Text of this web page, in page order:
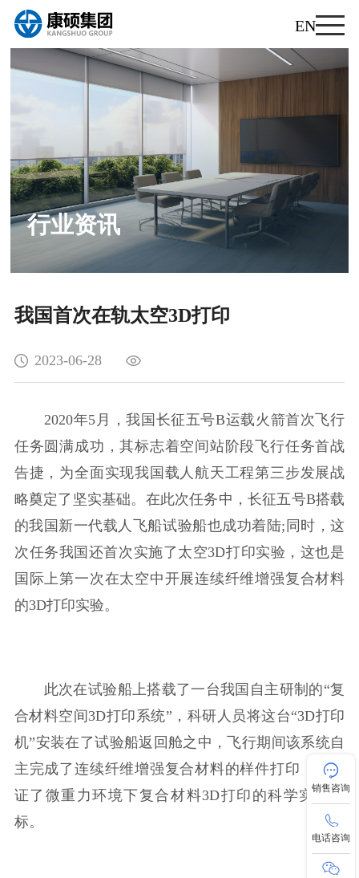
EN
行业资讯
我国首次在轨太空3D打印
2023-06-28
2020年5月，我国长征五号B运载火箭首次飞行
任务圆满成功，其标志着空间站阶段飞行任务首战
告捷，为全面实现我国载人航天工程第三步发展战
略奠定了坚实基础。在此次任务中，长征五号B搭载
的我国新一代载人飞船试验船也成功着陆;同时，这
次任务我国还首次实施了太空3D打印实验，这也是
国际上第一次在太空中开展连续纤维增强复合材料
的3D打印实验。
此次在试验船上搭载了一台我国自主研制的“复
合材料空间3D打印系统”，科研人员将这台“3D打印
机”安装在了试验船返回舱之中，飞行期间该系统自
主完成了连续纤维增强复合材料的样件打印，并验
证了微重力环境下复合材料3D打印的科学实验目
标。
销售咨询
电话咨询